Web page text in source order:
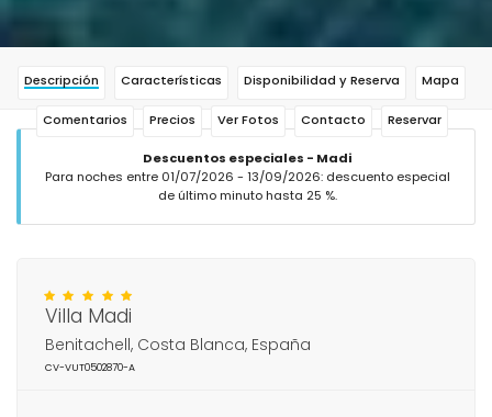
Descripción Características Disponibilidad y Reserva Mapa
Comentarios Precios Ver Fotos Contacto Reservar
Descuentos especiales - Madi
Para noches entre 01/07/2026 - 13/09/2026: descuento especial
de último minuto hasta 25 %.
Villa Madi
Benitachell, Costa Blanca, España
CV-VUT0502870-A